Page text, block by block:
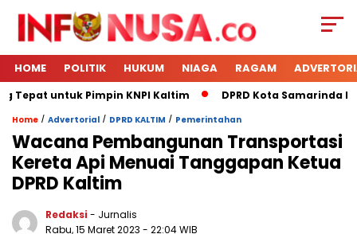
HOME POLITIK HUKUM NIAGA RAGAM
untuk Pimpin KNPI Kaltim DPRD Kota Samarinda
Home / Advertorial / DPRD KALTIM / Pemerintahan
Wacana Pembangunan Transportasi
Kereta Api Menuai Tanggapan Ketua
DPRD Kaltim
Redaksi - Jurnalis
Rabu, 15 Maret 2023 - 22:04 WIB